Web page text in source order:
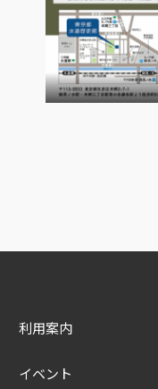
利用案内
イベント